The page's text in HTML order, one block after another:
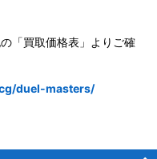
「買取価格表」よりご確
duel-masters/